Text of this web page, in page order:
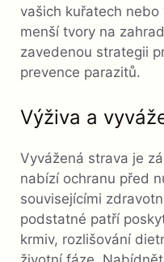
vašich kuřatech
menší tvory na
zavedenou strategii
prevence parazitů.
Výživa a
Vyvážená strava je
nabízí ochranu před
souvisejícími
podstatné patří
krmiv, rozlišování